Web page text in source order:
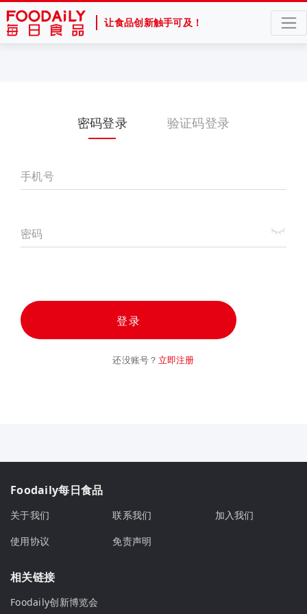
让食品创新触手可及！
密码登录 验证码登录
手机号
密码
登录
还没账号？ 立即注册
Foodaily每日食品
关于我们 联系我们
加入我们
使用协议
免责声明
相关链接
Foodaily创新博览会